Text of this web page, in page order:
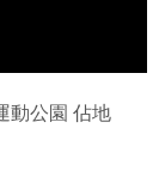
動公園 佔地